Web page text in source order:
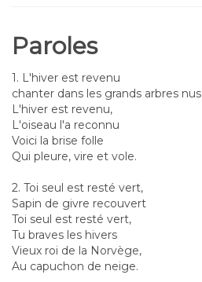
Paroles
1. L'hiver est revenu
chanter dans les grands arbres nus
L'hiver est revenu,
L'oiseau l'a reconnu
Voici la brise folle
Qui pleure, vire et vole.
2. Toi seul est resté vert,
Sapin de givre recouvert
Toi seul est resté vert,
Tu braves les hivers
Vieux roi de la Norvège,
Au capuchon de neige.